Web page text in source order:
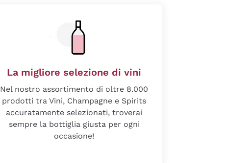
La migliore selezione di vini
Nel nostro assortimento di oltre 8.000
prodotti tra Vini, Champagne e Spirits
accuratamente selezionati, troverai
sempre la bottiglia giusta per ogni
occasione!